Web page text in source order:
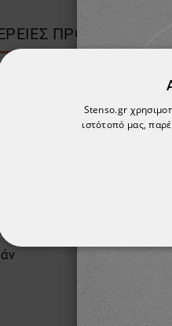
ΠΡΟΪΌΝΤΟΣ
ΑΠΟ ΤΗ ΜΑΡΚΑ
ТΟ ΠΡΟΪΌΝ
Stenso.gr
ιστότοπό μας,
ΑΠΟΛΎΤΩΣ ΑΠΑΡΑΊΤΗΤΑ